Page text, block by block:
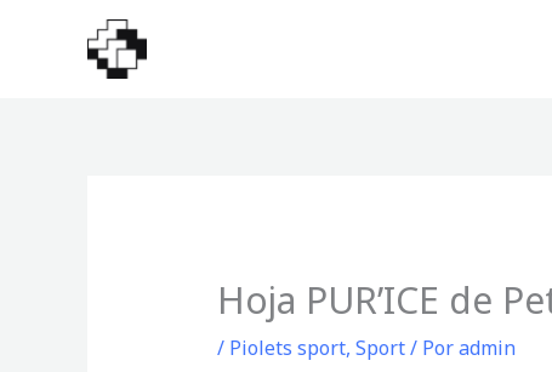
Hoja PUR’ICE de
/ Piolets sport, Sport/ Poradmin